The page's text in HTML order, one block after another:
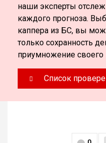
наши эксперты
каждого прогноза.
каппера из БС, вы
только сохранность
приумножение своего
Список